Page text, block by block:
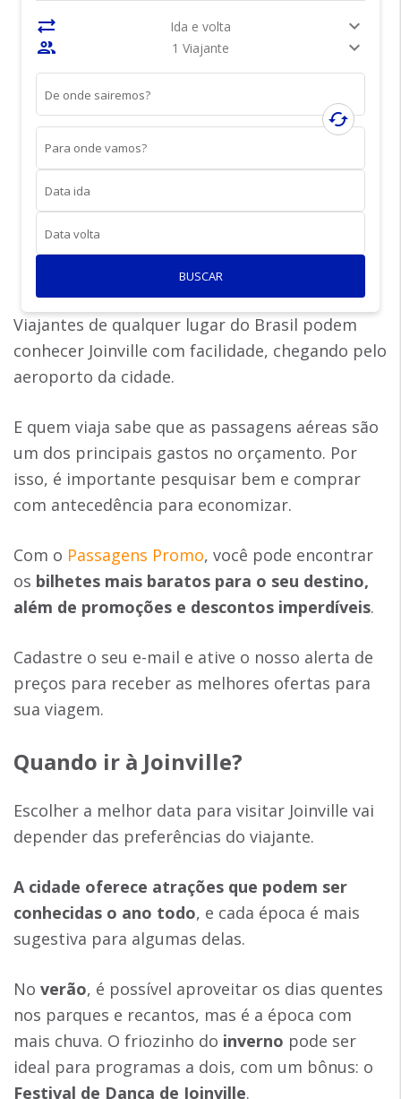
sync_alt Ida e volta
expand_more
people
1 Viajante expand_more
De onde sairemos?
cached
Para onde vamos?
Data ida
Data volta
BUSCAR
Viajantes de qualquer lugar do Brasil podem
conhecer Joinville com facilidade, chegando pelo
aeroporto da cidade.
E quem viaja sabe que as passagens aéreas são
um dos principais gastos no orçamento. Por
isso, é importante pesquisar bem e comprar
com antecedência para economizar.
Com o Passagens Promo, você pode encontrar
os bilhetes mais baratos para o seu destino,
além de promoções e descontos imperdíveis.
Cadastre o seu e-mail e ative o nosso alerta de
preços para receber as melhores ofertas para
sua viagem.
Quando ir à Joinville?
Escolher a melhor data para visitar Joinville vai
depender das preferências do viajante.
A cidade oferece atrações que podem ser
conhecidas o ano todo, e cada época é mais
sugestiva para algumas delas.
No verão, é possível aproveitar os dias quentes
nos parques e recantos, mas é a época com
mais chuva. O friozinho do inverno pode ser
ideal para programas a dois, com um bônus: o
Festival de Dança de Joinville.